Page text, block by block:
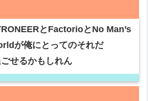
とFactorioとNo Man’s
が俺にとってのそれだ
せるかもしれん